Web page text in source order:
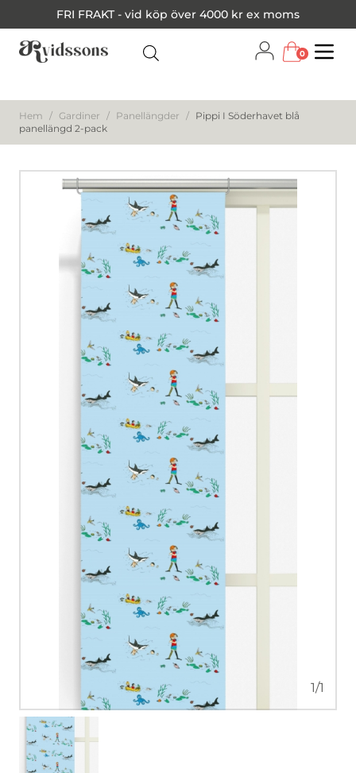
FRI FRAKT - vid köp över 4000 kr ex moms
0
Hem / Gardiner / Panellängder / Pippi I Söderhavet blå
panellängd 2-pack
1/1